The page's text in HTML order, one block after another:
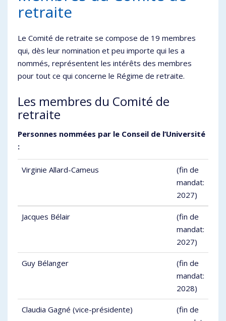
retraite
Le Comité de retraite se compose de 19 membres
qui, dès leur nomination et peu importe qui les a
nommés, représentent les intérêts des membres
pour tout ce qui concerne le Régime de retraite.
Les membres du Comité de
retraite
Personnes nommées par le Conseil de l’Université
:
Virginie Allard-Cameus
(fin de
mandat:
2027)
Jacques Bélair
(fin de
mandat:
2027)
Guy Bélanger
(fin de
mandat:
2028)
Claudia Gagné (vice-présidente)
(fin de